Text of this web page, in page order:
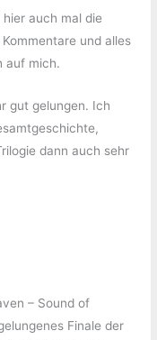
auch mal die
und alles
auf mich.
gut gelungen. Ich
dann auch sehr
– Sound of
Finale der